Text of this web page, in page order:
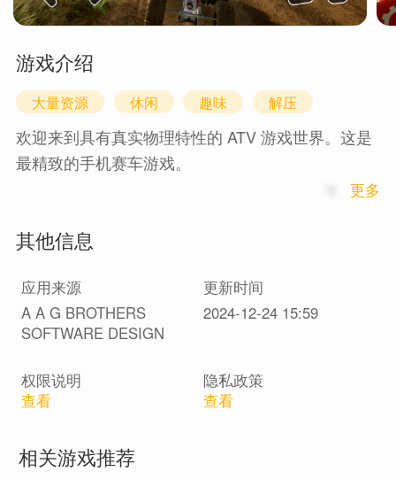
游戏介绍
大量资源 休闲 趣味 解压
欢迎来到具有真实物理特性的 ATV 游戏世界。这是
最精致的手机赛车游戏。
车，并执行最令人难以置信的特技。在最好的四轮
亮、更有创意、更动感、更有趣！漂移是赛车游戏
中极限爱好者的生活。
和许多其他具有真实伤害的摩托车！小心驾驶或从
就像自行车或自行车游戏，只有更好，因为它们有 4
个轮子！
更多
其他信息
应用来源
更新时间
A A G BROTHERS
SOFTWARE DESIGN
2024-12-24 15:59
权限说明
查看
隐私政策
查看
相关游戏推荐